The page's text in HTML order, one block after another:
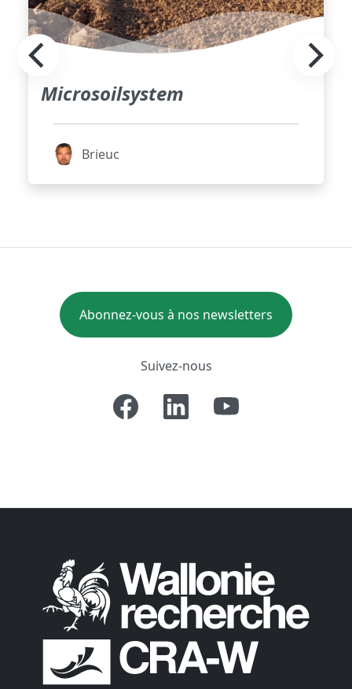
Microsoilsystem
Brieuc
Abonnez-vous à nos newsletters
Suivez-nous